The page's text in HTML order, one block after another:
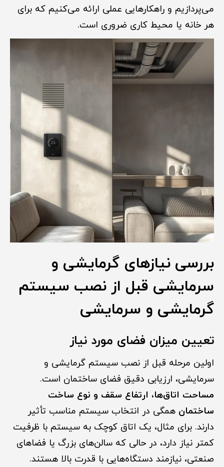
می‌پردازیم و راهکارهایی عملی ارائه می‌کنیم که برای
هر خانه یا محیط کاری ضروری است.
بررسی نیازهای گرمایشی و
سرمایشی قبل از نصب سیستم
گرمایشی و سرمایشی
تعیین میزان فضای مورد نیاز
اولین مرحله قبل از نصب سیستم گرمایشی و
سرمایشی، ارزیابی دقیق فضای ساختمان است.
مساحت اتاق‌ها، ارتفاع سقف و نوع ساخت
ساختمان همگی در انتخاب سیستم مناسب تأثیر
دارند. برای مثال، یک اتاق کوچک به سیستم با ظرفیت
کمتر نیاز دارد، در حالی که سالن‌های بزرگ یا فضاهای
صنعتی، نیازمند دستگاه‌هایی با قدرت بالا هستند.